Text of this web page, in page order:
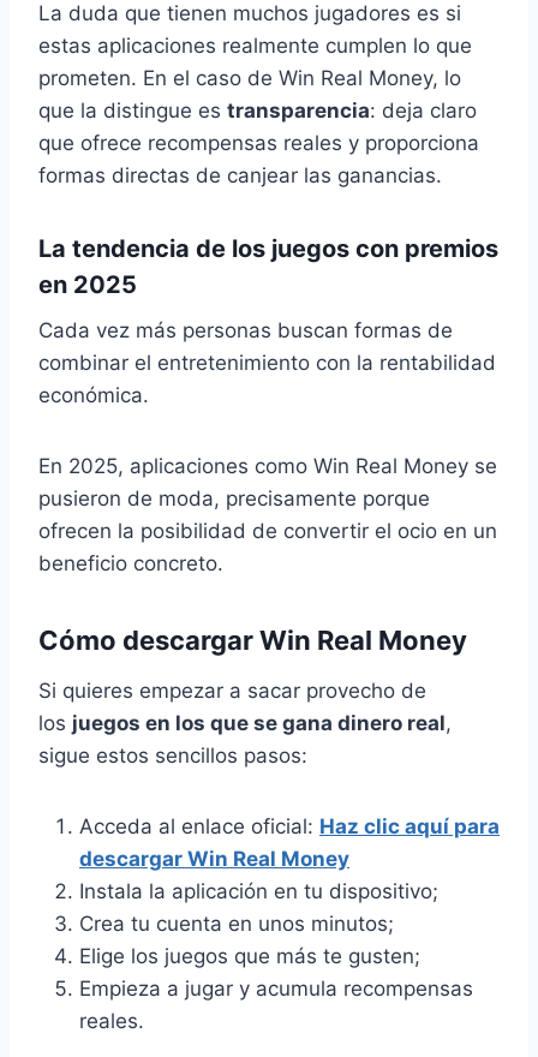
La duda que tienen muchos jugadores es si
estas aplicaciones realmente cumplen lo que
prometen. En el caso de Win Real Money, lo
que la distingue es transparencia: deja claro
que ofrece recompensas reales y proporciona
formas directas de canjear las ganancias.
La tendencia de los juegos con premios
en 2025
Cada vez más personas buscan formas de
combinar el entretenimiento con la rentabilidad
económica.
En 2025, aplicaciones como Win Real Money se
pusieron de moda, precisamente porque
ofrecen la posibilidad de convertir el ocio en un
beneficio concreto.
Cómo descargar Win Real Money
Si quieres empezar a sacar provecho de
los juegos en los que se gana dinero real,
sigue estos sencillos pasos:
Acceda al enlace oficial: Haz clic aquí para
descargar Win Real Money
Instala la aplicación en tu dispositivo;
Crea tu cuenta en unos minutos;
Elige los juegos que más te gusten;
Empieza a jugar y acumula recompensas
reales.